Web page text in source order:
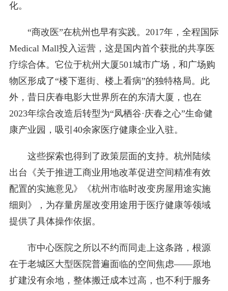
化。
“商改医”在杭州也早有实践。2017年，全程国际
Medical Mall投入运营，这是国内首个获批的共享医
疗综合体。它位于杭州大厦501城市广场，和广场购
物区形成了“楼下逛街、楼上看病”的独特格局。此
外，昔日庆春电影大世界所在的东清大厦，也在
2023年综合改造后转型为“凤栖谷·庆春之心”生命健
康产业园，吸引40余家医疗健康企业入驻。
这些探索也得到了政策层面的支持。杭州陆续
出台《关于推进工商业用地改革促进空间精准有效
配置的实施意见》《杭州市临时改变房屋用途实施
细则》，为存量房屋改变用途用于医疗健康等领域
提供了具体操作依据。
市中心医院之所以不约而同走上这条路，根源
在于老城区大型医院普遍面临的空间焦虑——原地
扩建没有余地，整体搬迁成本过高，也不利于服务